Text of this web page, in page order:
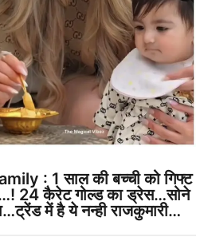
: 1 साल की बच्ची को गिफ्ट
24 कैरेट गोल्ड का ड्रेस…सोने
में है ये नन्ही राजकुमारी…